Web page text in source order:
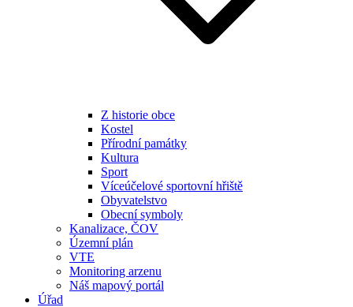
Z historie obce
Kostel
Přírodní památky
Kultura
Sport
Víceúčelové sportovní hřiště
Obyvatelstvo
Obecní symboly
Kanalizace, ČOV
Územní plán
VTE
Monitoring arzenu
Náš mapový portál
Úřad